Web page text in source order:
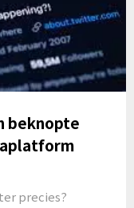
beknopte
precies?